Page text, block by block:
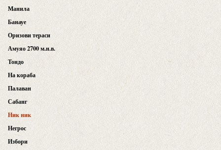
Манила
Банауе
Оризови тераси
Амуяо 2700 м.н.в.
Тондо
На кораба
Палаван
Сабанг
Ник ник
Негрос
Избори